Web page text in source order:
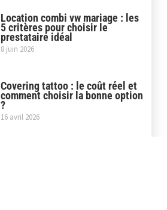
Location combi vw mariage : les
5 critères pour choisir le
prestataire idéal
8 juin 2026
Covering tattoo : le coût réel et
comment choisir la bonne option
?
16 avril 2026